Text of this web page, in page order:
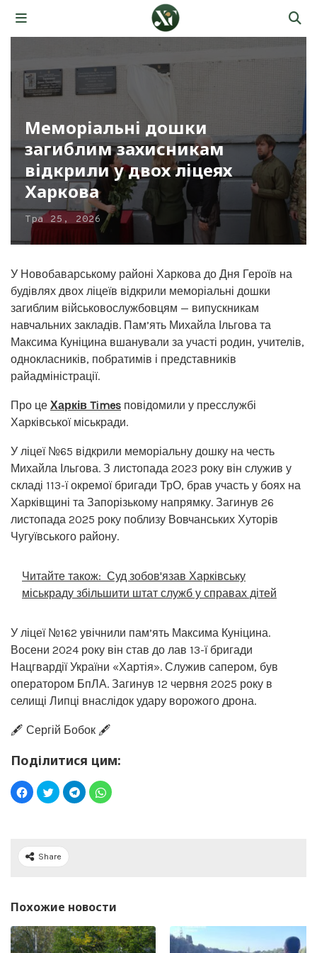
Меморіальні дошки
загиблим захисникам
відкрили у двох ліцеях
Харкова
Тра 25, 2026
У Новобаварському районі Харкова до Дня Героїв на
будівлях двох ліцеїв відкрили меморіальні дошки
загиблим військовослужбовцям — випускникам
навчальних закладів. Пам’ять Михайла Ільгова та
Максима Куніцина вшанували за участі родин, учителів,
однокласників, побратимів і представників
райадміністрації.
Про це Харків Times повідомили у пресслужбі
Харківської міськради.
У ліцеї №65 відкрили меморіальну дошку на честь
Михайла Ільгова. З листопада 2023 року він служив у
складі 113-ї окремої бригади ТрО, брав участь у боях на
Харківщині та Запорізькому напрямку. Загинув 26
листопада 2025 року поблизу Вовчанських Хуторів
Чугуївського району.
Читайте також: Суд зобов'язав Харківську
міськраду збільшити штат служб у справах дітей
У ліцеї №162 увічнили пам’ять Максима Куніцина.
Восени 2024 року він став до лав 13-ї бригади
Нацгвардії України «Хартія». Служив сапером, був
оператором БпЛА. Загинув 12 червня 2025 року в
селищі Липці внаслідок удару ворожого дрона.
🖋️ Сергій Бобок 🖋️
Поділитися цим:
Share
Похожие новости